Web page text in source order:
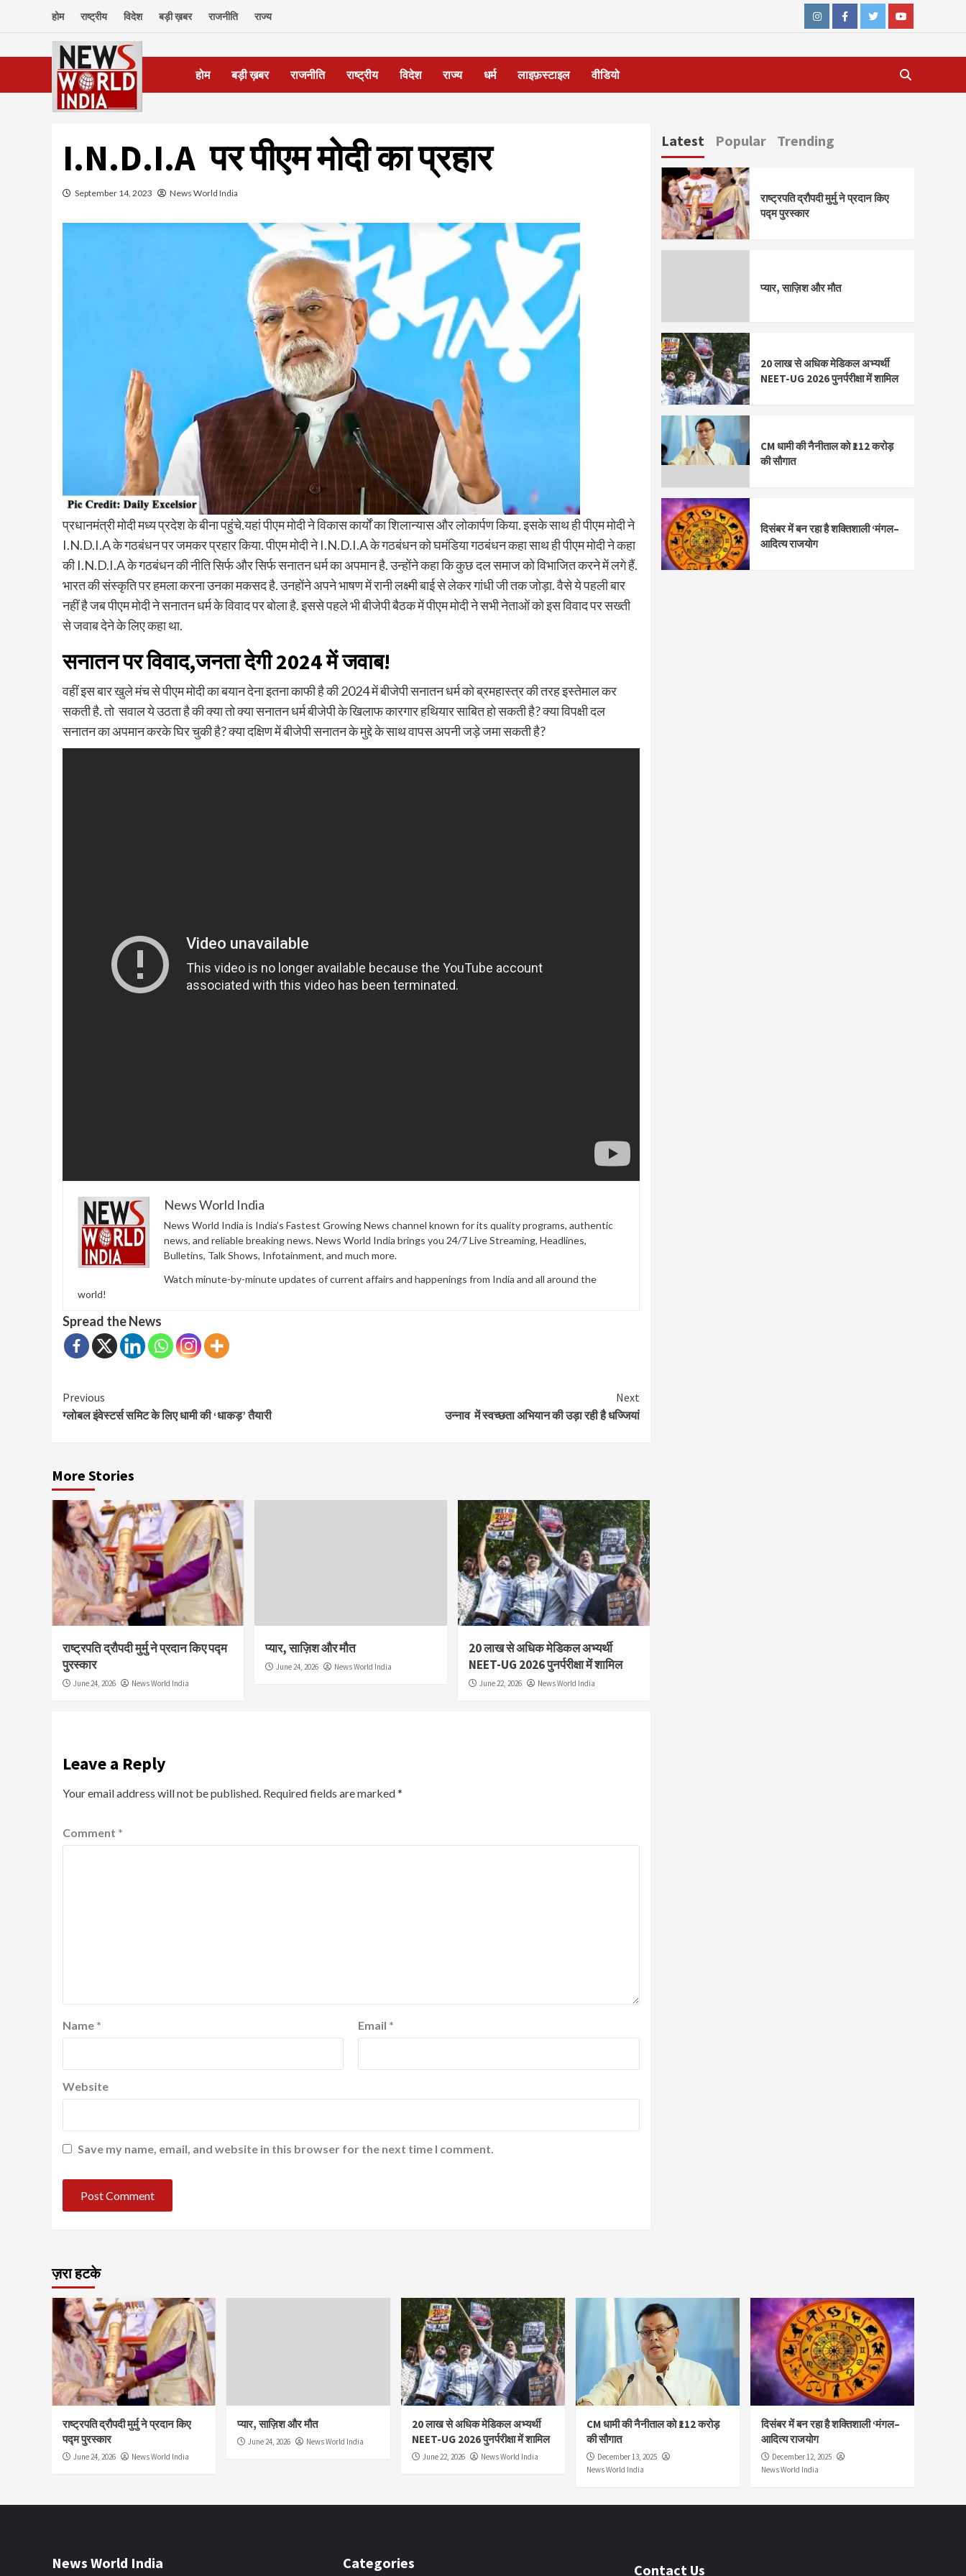
होम राष्ट्रीय विदेश बड़ी ख़बर राजनीति राज्य
InstagramFacebookTwitterYoutube
होम बड़ी ख़बर राजनीति राष्ट्रीय विदेश राज्य धर्म लाइफ़स्टाइल वीडियो
I.N.D.I.A पर पीएम मोदी का प्रहार
September 14, 2023 News World India
प्रधानमंत्री मोदी मध्य प्रदेश के बीना पहुंचे.यहां पीएम मोदी ने विकास कार्यों का शिलान्यास और लोकार्पण किया. इसके साथ ही पीएम मोदी ने
I.N.D.I.A के गठबंधन पर जमकर प्रहार किया. पीएम मोदी ने I.N.D.I.A के गठबंधन को घमंडिया गठबंधन कहा साथ ही पीएम मोदी ने कहा
की I.N.D.I.A के गठबंधन की नीति सिर्फ और सिर्फ सनातन धर्म का अपमान है. उन्होंने कहा कि कुछ दल समाज को विभाजित करने में लगे हैं.
भारत की संस्कृति पर हमला करना उनका मकसद है. उनहोंने अपने भाषण में रानी लक्ष्मी बाई से लेकर गांधी जी तक जोड़ा. वैसे ये पहली बार
नहीं है जब पीएम मोदी ने सनातन धर्म के विवाद पर बोला है. इससे पहले भी बीजेपी बैठक में पीएम मोदी ने सभी नेताओं को इस विवाद पर सख्ती
से जवाब देने के लिए कहा था.
सनातन पर विवाद,जनता देगी 2024 में जवाब!
वहीं इस बार खुले मंच से पीएम मोदी का बयान देना इतना काफी है की 2024 में बीजेपी सनातन धर्म को ब्रमहास्त्र की तरह इस्तेमाल कर
सकती है. तो सवाल ये उठता है की क्या तो क्या सनातन धर्म बीजेपी के खिलाफ कारगार हथियार साबित हो सकती है? क्या विपक्षी दल
सनातन का अपमान करके घिर चुकी है? क्या दक्षिण में बीजेपी सनातन के मुद्दे के साथ वापस अपनी जड़े जमा सकती है?
News World India
News World India is India’s Fastest Growing News channel known for its quality programs, authentic
news, and reliable breaking news. News World India brings you 24/7 Live Streaming, Headlines,
Bulletins, Talk Shows, Infotainment, and much more.
Watch minute-by-minute updates of current affairs and happenings from India and all around the
world!
Spread the News
Continue
Reading
Previous
ग्लोबल इंवेस्टर्स समिट के लिए धामी की ‘धाकड़’ तैयारी
Next
उन्नाव में स्वच्छता अभियान की उड़ा रही है धज्जियां
More Stories
राष्ट्रपति द्रौपदी मुर्मु ने प्रदान किए पद्म
पुरस्कार
June 24, 2026 News World India
प्यार, साज़िश और मौत
June 24, 2026 News World India
20 लाख से अधिक मेडिकल अभ्यर्थी
NEET-UG 2026 पुनर्परीक्षा में शामिल
June 22, 2026 News World India
Leave a Reply
Your email address will not be published. Required fields are marked*
Comment *
Name * Email *
Website
Save my name, email, and website in this browser for the next time I comment.
Latest Popular Trending
राष्ट्रपति द्रौपदी मुर्मु ने प्रदान किए
पद्म पुरस्कार
प्यार, साज़िश और मौत
20 लाख से अधिक मेडिकल अभ्यर्थी
NEET-UG 2026 पुनर्परीक्षा में शामिल
CM धामी की नैनीताल को ₹112 करोड़
की सौगात
दिसंबर में बन रहा है शक्तिशाली ‘मंगल–
आदित्य राजयोग
ज़रा हटके
राष्ट्रपति द्रौपदी मुर्मु ने प्रदान किए
पद्म पुरस्कार
June 24, 2026 News World India
प्यार, साज़िश और मौत
June 24, 2026 News World India
20 लाख से अधिक मेडिकल अभ्यर्थी
NEET-UG 2026 पुनर्परीक्षा में शामिल
June 22, 2026 News World India
CM धामी की नैनीताल को ₹112 करोड़
की सौगात
December 13, 2025
News World India
दिसंबर में बन रहा है शक्तिशाली ‘मंगल–
आदित्य राजयोग
December 12, 2025
News World India
News World India Categories Contact Us